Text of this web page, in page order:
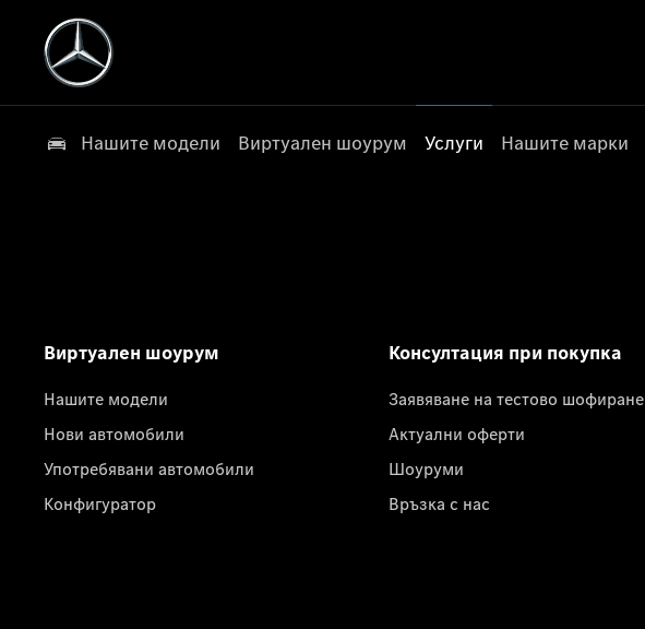
Нашите модели Виртуален шоурум Услуги Нашите марки
Виртуален шоурум
Нашите модели
Нови автомобили
Употребявани автомобили
Конфигуратор
Консултация при покупка
Заявяване на тестово шофиране
Актуални оферти
Шоуруми
Връзка с нас